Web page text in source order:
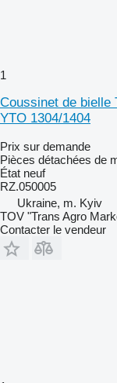
1
Coussinet de bielle
YTO 1304/1404
Prix sur demande
Pièces détachées de
État neuf
RZ.050005
Ukraine, m. Kyiv
TOV "Trans Agro
Contacter le vendeur